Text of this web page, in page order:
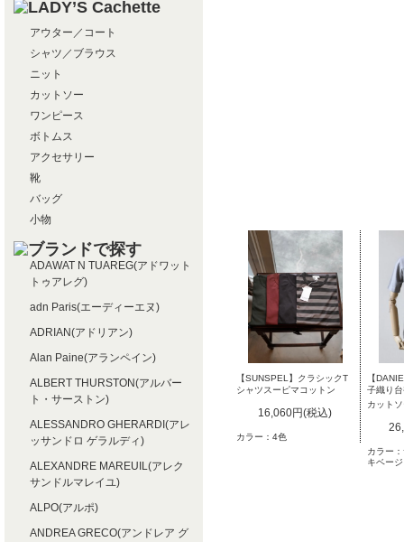
【SUNSPEL】クラシックT
シャツスーピマコットン
16,060円(税込)
カラー：4色
【
子織り
カット
カラー
キベー
アウター／コート
シャツ／ブラウス
ニット
カットソー
ワンピース
ボトムス
アクセサリー
靴
バッグ
小物
ADAWAT N TUAREG(アドワット
トゥアレグ)
adn Paris(エーディーエヌ)
ADRIAN(アドリアン)
Alan Paine(アランペイン)
ALBERT THURSTON(アルバー
ト・サーストン)
ALESSANDRO GHERARDI(アレ
ッサンドロ ゲラルディ)
ALEXANDRE MAREUIL(アレク
サンドルマレイユ)
ALPO(アルポ)
ANDREA GRECO(アンドレア グ